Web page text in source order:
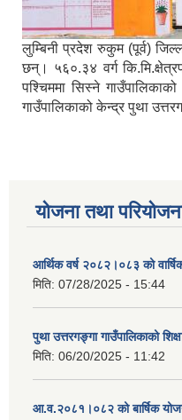
लुम्बिनी प्रदेश रुकुम (पूर्व)
छन्। ५६०.३४ वर्ग
पश्चिममा सिस्ने
गाउँपालिकाको केन्द्र पुथा
योजना तथा
आर्थिक वर्ष २०८२।०८३ को
मिति: 07/28/2025 - 15:44
पुथा उत्तरगङ्गा गाउँपालिकाको
मिति: 06/20/2025 - 11:42
आ.व.२०८१।०८२ को बार्षिक